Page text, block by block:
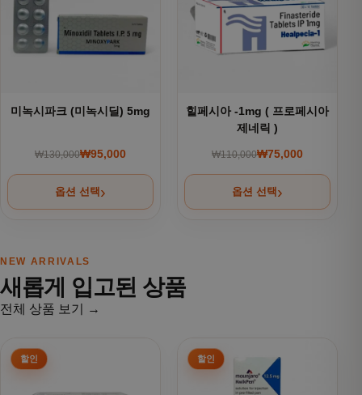
미녹시파크 (미녹시딜) 5mg
₩130,000원래 가격: ₩130,000.
₩95,000
현재 가격: ₩95,000.
옵션 선택
힐페시아 -1mg ( 프로페시아
제네릭 )
₩110,000원래 가격:
₩75,000
현재 가격: ₩75,000.
옵션 선택
NEW ARRIVALS
새롭게 입고된 상품
전체 상품 보기 →
여러 상품 옵션이 이 상품에 있습니다. 상품 페이지에서 옵션